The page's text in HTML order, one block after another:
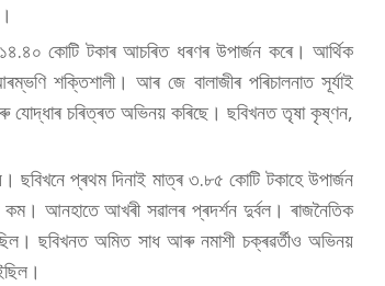
কোটি টকাৰ আচৰিত ধৰণৰ উপাৰ্জন কৰে। আৰ্থিক
শক্তিশালী। আৰ জে বালাজীৰ পৰিচালনাত সূৰ্যাই
চৰিত্ৰত অভিনয় কৰিছে। ছবিখনত তৃষা কৃষ্ণন,
প্ৰথম দিনাই মাত্ৰ ৩.৮৫ কোটি টকাহে উপাৰ্জন
আনহাতে আখৰী সৱালৰ প্ৰদৰ্শন দুৰ্বল। ৰাজনৈতিক
ছবিখনত অমিত সাধ আৰু নমাশী চক্ৰৱৰ্তীও অভিনয়